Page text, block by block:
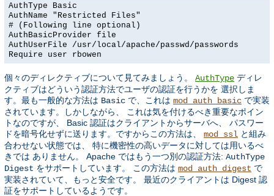
AuthType Basic
AuthName "Restricted Files"
# (Following line optional)
AuthBasicProvider file
AuthUserFile /usr/local/apache/passwd/passwords
Require user rbowen
個々のディレクティブについて見てみましょう。 AuthType ディレ
クティブはどういう認証方法でユーザの認証を行うかを 選択しま
す。最も一般的な方法は Basic で、これは mod_auth_basic で実装
されています。しかしながら、 これは気を付けるべき重要なポイン
トなのですが、 Basic 認証はクライアントからサーバへ、 パスワー
ドを暗号化せずに送ります。ですからこの方法は、 mod_ssl と組み
合わせない状態では、 特に機密性の高いデータに対しては用いるべ
きでは ありません。 Apache ではもう一つ別の認証方法: AuthType
Digest をサポートしています。 この方法は mod_auth_digest で
実装されていて、もっと安全です。 最近のクライアントは Digest 認
証をサポートしているようです。